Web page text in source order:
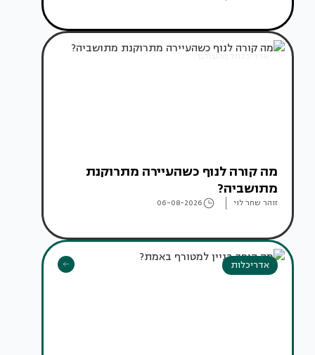
אדריכלות מהעולם
מה קורה לנוף כשהעיירה מתרוקנת
מתושביה?
זוהר שחר לוי 06-08-2026
אדריכלות